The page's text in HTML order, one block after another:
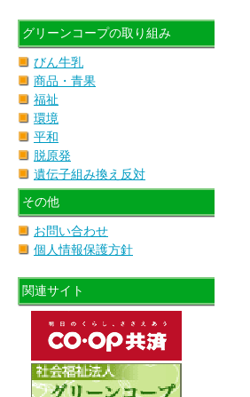
グリーンコープの取り組み
びん牛乳
商品・青果
福祉
環境
平和
脱原発
遺伝子組み換え反対
その他
お問い合わせ
個人情報保護方針
関連サイト